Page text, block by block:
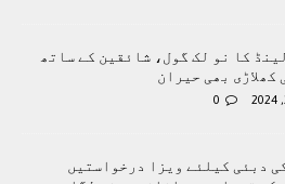
کا نو لک گول، شائقین کے ساتھ
کھلاڑی بھی حیران
0
دبئی کیلئے ویزا درخواستیں